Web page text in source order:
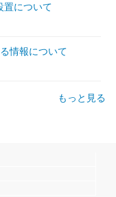
置について
情報について
もっと見る